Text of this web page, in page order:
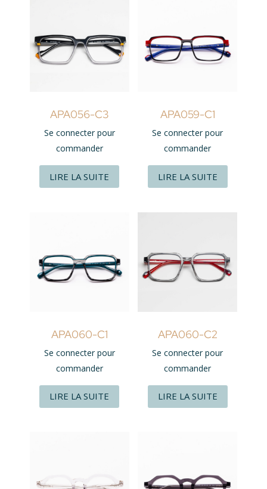
APA056-C3
Se connecter pour
commander
LIRE LA SUITE
APA059-C1
Se connecter pour
commander
LIRE LA SUITE
APA060-C1
Se connecter pour
commander
LIRE LA SUITE
APA060-C2
Se connecter pour
commander
LIRE LA SUITE